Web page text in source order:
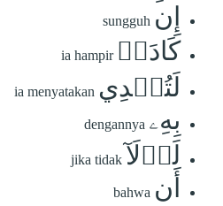
إِن sungguh
كَادَتۡ ia hampir
لَتُبۡدِي ia menyatakan
بِهِۦ dengannya
لَوۡلَآ jika tidak
أَن bahwa